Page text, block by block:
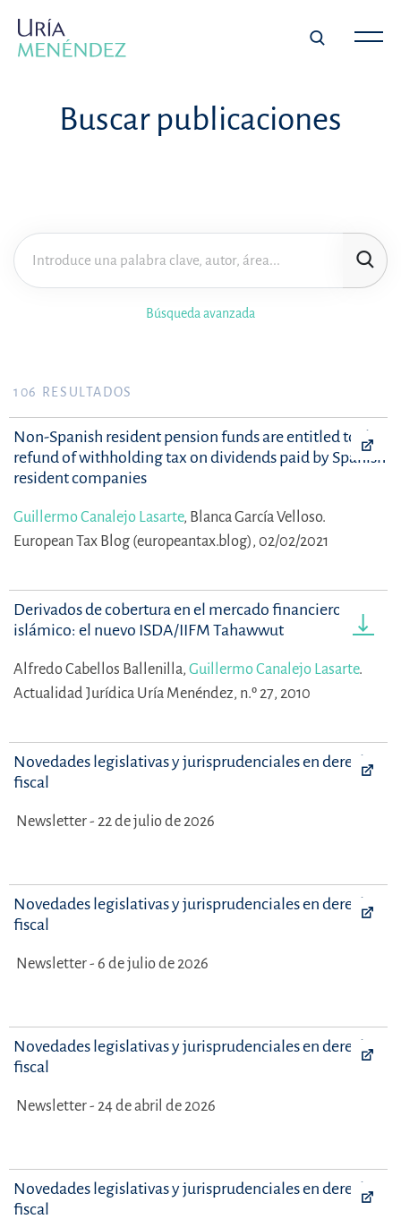
Buscar publicaciones
Búsqueda avanzada
106 RESULTADOS
Non-Spanish resident pension funds are entitled to the
refund of withholding tax on dividends paid by Spanish
resident companies
Guillermo Canalejo Lasarte, Blanca García Velloso.
European Tax Blog (europeantax.blog), 02/02/2021
Derivados de cobertura en el mercado financiero
islámico: el nuevo ISDA/IIFM Tahawwut
Alfredo Cabellos Ballenilla, Guillermo Canalejo Lasarte.
Actualidad Jurídica Uría Menéndez, n.º 27, 2010
Novedades legislativas y jurisprudenciales en derecho
fiscal
Newsletter - 22 de julio de 2026
Novedades legislativas y jurisprudenciales en derecho
fiscal
Newsletter - 6 de julio de 2026
Novedades legislativas y jurisprudenciales en derecho
fiscal
Newsletter - 24 de abril de 2026
Novedades legislativas y jurisprudenciales en derecho
fiscal